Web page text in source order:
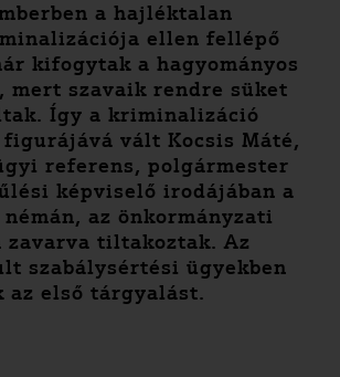
a hajléktalan
ellen fellépő
kifogytak a hagyományos
mert szavaik rendre süket
Így a kriminalizáció
vált Kocsis Máté,
referens, polgármester
képviselő irodájában a
az önkormányzati
zavarva tiltakoztak. Az
szabálysértési ügyekben
az első tárgyalást.